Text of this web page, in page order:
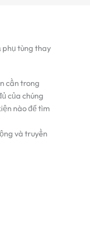
phụ tùng thay
cần trong
của chúng
nào để tìm
và truyền